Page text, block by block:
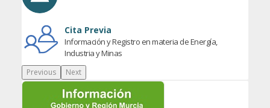
Cita Previa
Información y Registro en materia de Energía,
Industria y Minas
Previous Next